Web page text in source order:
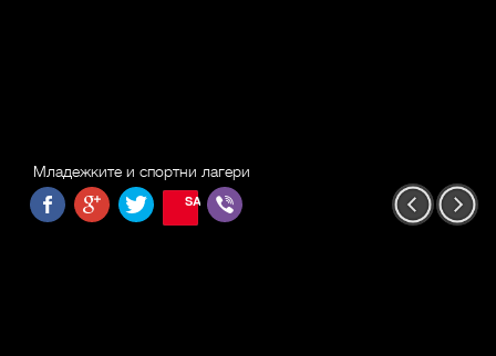
Младежките и спортни лагери
SAVE